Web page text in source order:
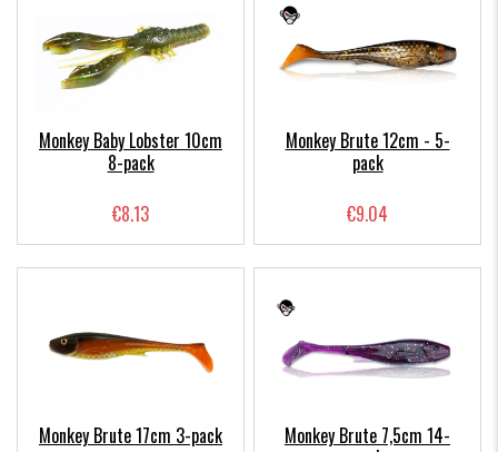
Monkey Baby Lobster 10cm
8-pack
€8.13
Monkey Brute 12cm - 5-
pack
€9.04
Monkey Brute 17cm 3-pack
Monkey Brute 7,5cm 14-